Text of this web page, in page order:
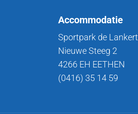
Accommodatie
Sportpark de Lankert
Nieuwe Steeg 2
4266 EH EETHEN
(0416) 35 14 59